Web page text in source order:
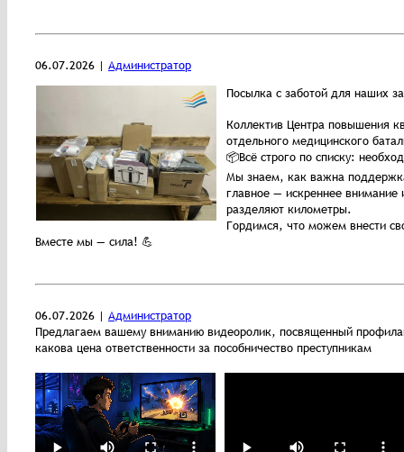
06.07.2026 | Администратор
Посылка с заботой для наших
Коллектив Центра повышения
отдельного медицинского
📦Всё строго по списку:
Мы знаем, как важна
главное — искреннее
разделяют километры.
Гордимся, что можем внести
Вместе мы — сила! 💪
06.07.2026 | Администратор
Предлагаем вашему вниманию видеоролик, посвященный
какова цена ответственности за пособничество преступникам